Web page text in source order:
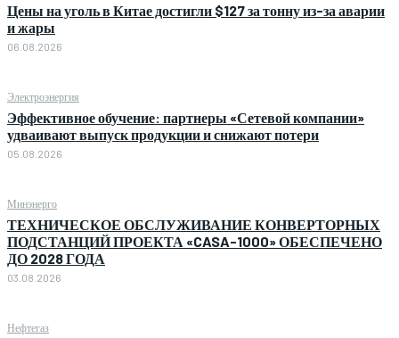
Цены на уголь в Китае достигли $127 за тонну из-за аварии
и жары
06.08.2026
Электроэнергия
Эффективное обучение: партнеры «Сетевой компании»
удваивают выпуск продукции и снижают потери
05.08.2026
Минэнерго
ТЕХНИЧЕСКОЕ ОБСЛУЖИВАНИЕ КОНВЕРТОРНЫХ
ПОДСТАНЦИЙ ПРОЕКТА «CASA-1000» ОБЕСПЕЧЕНО
ДО 2028 ГОДА
03.08.2026
Нефтегаз